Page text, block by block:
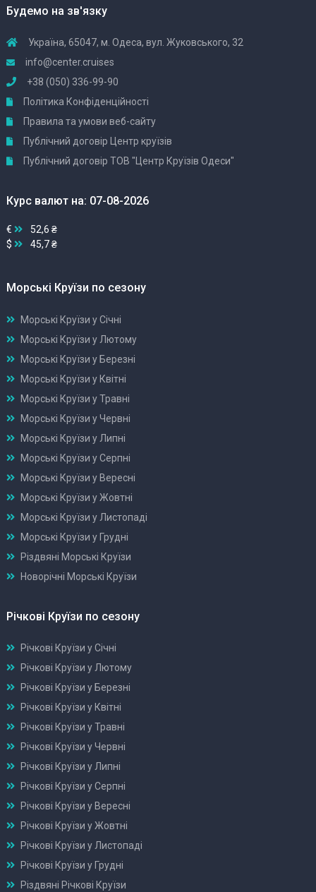
Будемо на зв'язку
Україна, 65047, м. Одеса, вул. Жуковського, 32
info@center.cruises
+38 (050) 336-99-90
Політика Конфіденційності
Правила та умови веб-сайту
Публічний договір Центр круїзів
Публічний договір ТОВ "Центр Круїзів Одеси"
Курс валют на: 07-08-2026
€
52,6 ₴
$
45,7 ₴
Морські Круїзи по сезону
Морські Круїзи у Січні
Морські Круїзи у Лютому
Морські Круїзи у Березні
Морські Круїзи у Квітні
Морські Круїзи у Травні
Морські Круїзи у Червні
Морські Круїзи у Липні
Морські Круїзи у Серпні
Морські Круїзи у Вересні
Морські Круїзи у Жовтні
Морські Круїзи у Листопаді
Морські Круїзи у Грудні
Різдвяні Морські Круїзи
Новорічні Морські Круїзи
Річкові Круїзи по сезону
Річкові Круїзи у Січні
Річкові Круїзи у Лютому
Річкові Круїзи у Березні
Річкові Круїзи у Квітні
Річкові Круїзи у Травні
Річкові Круїзи у Червні
Річкові Круїзи у Липні
Річкові Круїзи у Серпні
Річкові Круїзи у Вересні
Річкові Круїзи у Жовтні
Річкові Круїзи у Листопаді
Річкові Круїзи у Грудні
Різдвяні Річкові Круїзи